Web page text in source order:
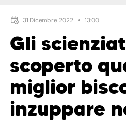
31 Dicembre 2022 13:00
Gli
scoperto
miglior
inzuppare